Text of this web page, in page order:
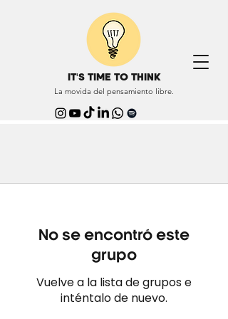
IT'S TIME TO THINK
La movida del pensamiento libre.
No se encontró este
grupo
Vuelve a la lista de grupos e
inténtalo de nuevo.